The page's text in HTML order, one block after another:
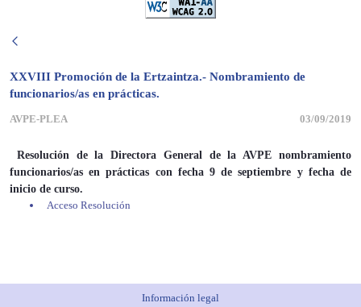
XXVIII Promoción de la Ertzaintza.- Nombramiento de
funcionarios/as en prácticas.
AVPE-PLEA 03/09/2019
Resolución de la Directora General de la AVPE nombramiento
funcionarios/as en prácticas con fecha 9 de septiembre y fecha de
inicio de curso.
Acceso Resolución
Información legal